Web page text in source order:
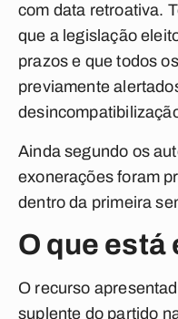
com data retroativa.
que a legislação
prazos e que todos
previamente
Ainda segundo os
exonerações foram
dentro da primeira
O que está
O recurso
suplente do partido